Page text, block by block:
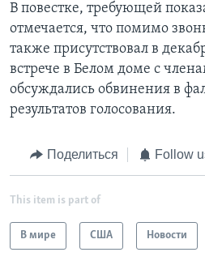
В повестке, требующей
отмечается, что помимо
также присутствовал в
встрече в Белом доме с
обсуждались обвинения в
результатов голосования.
Поделиться Follow
This item is part of
В мире США Новости